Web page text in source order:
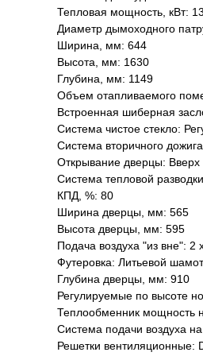
Тепловая мощность, кВт: 13
Диаметр дымоходного
Ширина, мм: 644
Высота, мм: 1630
Глубина, мм: 1149
Объем отапливаемого
Встроенная шиберная
Система чистое стекло:
Система вторичного
Открывание дверцы: Вверх
Система тепловой
КПД, %: 80
Ширина дверцы, мм: 565
Высота дверцы, мм: 595
Подача воздуха "из вне": 2
Футеровка: Литьевой
Глубина дверцы, мм: 910
Регулируемые по высоте
Теплообменник мощность
Система подачи воздуха
Решетки вентиляционные: